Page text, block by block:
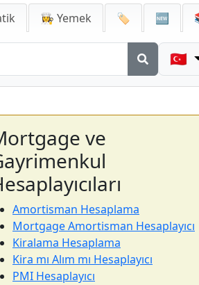
👩‍🍳 Yemek 🏷️ 🆕
🇹🇷
ve
Amortisman Hesaplama
Mortgage Amortisman Hesaplayıcı
Kiralama Hesaplama
Kira mı Alım mı Hesaplayıcı
PMI Hesaplayıcı